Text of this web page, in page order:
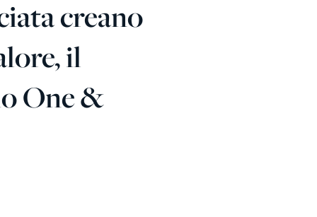
creano
il
One &